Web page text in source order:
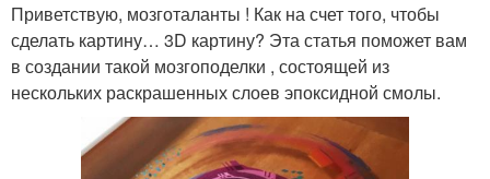
Приветствую, мозготаланты ! Как на счет того, чтобы
сделать картину… 3D картину? Эта статья поможет вам
в создании такой мозгоподелки , состоящей из
нескольких раскрашенных слоев эпоксидной смолы.